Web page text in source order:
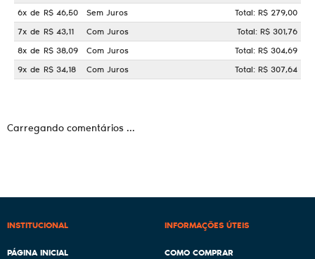
6x de R$ 46,50 Sem Juros
Total: R$ 279,00
7x de R$ 43,11 Com Juros
Total: R$ 301,76
8x de R$ 38,09 Com Juros
Total: R$ 304,69
9x de R$ 34,18 Com Juros Total: R$ 307,64
Carregando comentários ...
INSTITUCIONAL
PÁGINA INICIAL
INFORMAÇÕES ÚTEIS
COMO COMPRAR